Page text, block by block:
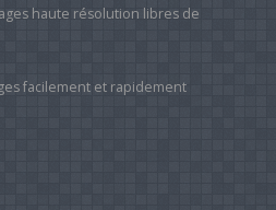
haute résolution libres de
facilement et rapidement